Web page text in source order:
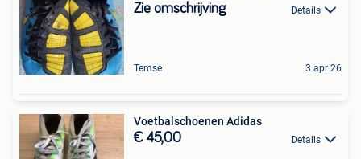
Zie omschrijving Details
Temse 3 apr 26
Voetbalschoenen Adidas
€ 45,00 Details